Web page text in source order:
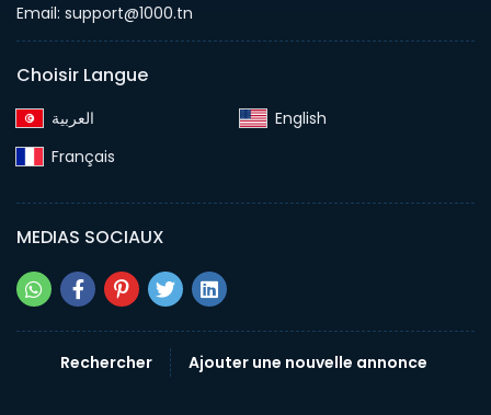
Email: support@1000.tn
Choisir Langue
English‎
Français‎
MEDIAS SOCIAUX
Rechercher Ajouter une nouvelle annonce